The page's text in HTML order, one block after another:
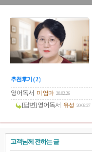
추천후기 ( 2 )
영어독서 미 엄마 20.02.26
[답변] 영어독서 유성 20.02.27
고객님께 전하는 글